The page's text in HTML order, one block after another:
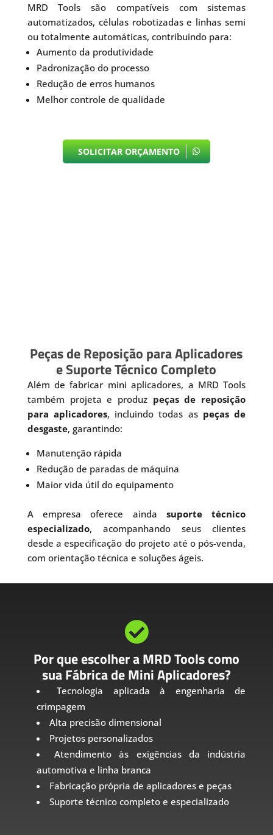
MRD Tools são compatíveis com sistemas
automatizados, células robotizadas e linhas semi
ou totalmente automáticas, contribuindo para:
Aumento da produtividade
Padronização do processo
Redução de erros humanos
Melhor controle de qualidade
SOLICITAR ORÇAMENTO
Peças de Reposição para Aplicadores
e Suporte Técnico Completo
Além de fabricar mini aplicadores, a MRD Tools
também projeta e produz peças de reposição
para aplicadores, incluindo todas as peças de
desgaste, garantindo:
Manutenção rápida
Redução de paradas de máquina
Maior vida útil do equipamento
A empresa oferece ainda suporte técnico
especializado, acompanhando seus clientes
desde a especificação do projeto até o pós-venda,
com orientação técnica e soluções ágeis.

Por que escolher a MRD Tools como
sua Fábrica de Mini Aplicadores?
Tecnologia aplicada à engenharia de
crimpagem
Alta precisão dimensional
Projetos personalizados
Atendimento às exigências da indústria
automotiva e linha branca
Fabricação própria de aplicadores e peças
Suporte técnico completo e especializado